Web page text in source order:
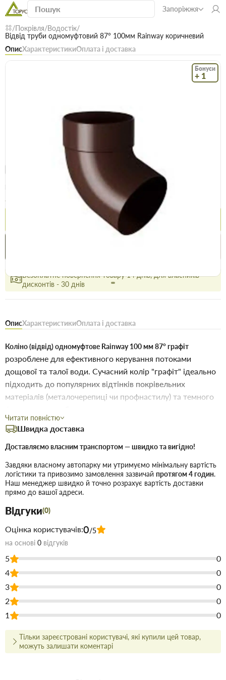
Запоріжжя
Покрівля Водостік
Відвід труби одномуфтовий 87° 100мм Rainway коричневий
ОписХарактеристикиОплата і доставка
Бонуси
+ 1
Відвід труби одномуфтовий 87° 100мм
Безкоштовна доставка! Від 15000 грн єВідновлення
244.6 грн 224.5 грн
Купити
Безоплатне повернення товару 14 днів, для власників
дисконтів - 30 днів
ОписХарактеристикиОплата і доставка
Коліно (відвід) одномуфтове Rainway 100 мм 87° графіт
розроблене для ефективного керування потоками
дощової та талої води. Сучасний колір "графіт" ідеально
підходить до популярних відтінків покрівельних
матеріалів (металочерепиці чи профнастилу) та темного
Технічні параметри:
Rainway 130/100
Монтаж:В розтруб (герметична фіксація без клею за
рахунок точної геометрії)
Стійкість до корозії:
Повна інертність до вологи та
Термін служби:
в умовах суворих зимових морозів та літньої спеки
Сфера застосування:
Необхідний для створення фінального випуску
водостічної системи або для виконання поворотів у
складних геометричних вузлах покрівлі. Завдяки гладкій
внутрішній поверхні елемент захищений від накопичення
бруду та листя.
Купити Відвід труби одномуфтовий 87° 100мм Rainway
коричневий в Запоріжжі недорого для застосування під час
Читати повністю
Швидка доставка
Доставляємо власним транспортом — швидко та вигідно!
Завдяки власному автопарку ми утримуємо мінімальну вартість
логістики та привозимо замовлення зазвичай протягом 4 годин.
Наш менеджер швидко й точно розрахує вартість доставки
прямо до вашої адреси.
Відгуки(0)
Оцінка користувачів:0/5
на основі 0 відгуків
5
0
4
0
3
0
2
0
1
0
Тільки зареєстровані користувачі, які купили цей товар,
можуть залишати коментарі